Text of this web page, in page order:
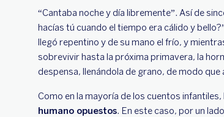
“Cantaba noche y día libremente”. Así de
hacías tú cuando el tiempo era cálido y
llegó repentino y de su mano el frío, y
sobrevivir hasta la próxima primavera, la
despensa, llenándola de grano, de modo
Como en la mayoría de los cuentos
humano opuestos. En este caso, por un